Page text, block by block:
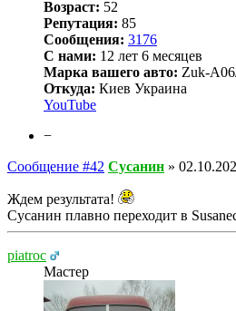
Возраст: 52
Репутация: 85
Сообщения: 3176
С нами: 12 лет 6 месяцев
Марка вашего авто: Zuk-
Откуда: Киев Украина
YouTube
−
Сообщение #42 Сусанин »
Ждем результата!
Сусанин плавно переходит в
piatroc
Мастер